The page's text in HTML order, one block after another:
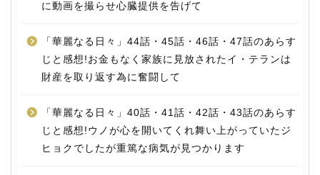
に動画を撮らせ心臓提供を告げて
「華麗なる日々」44話・45話・46話・47話のあらす
じと感想!お金もなく家族に見放されたイ・テランは
財産を取り返す為に奮闘して
「華麗なる日々」40話・41話・42話・43話のあらす
じと感想!ウノが心を開いてくれ舞い上がっていたジ
ヒョクでしたが重篤な病気が見つかります